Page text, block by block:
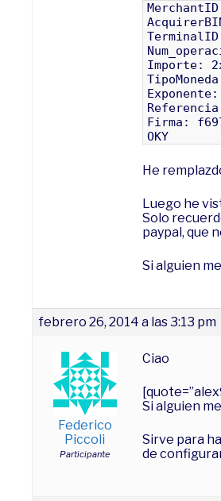
Importe:
Firma:
OKY
He
Luego he
Solo
paypal, que
Si alguien
febrero 26, 2014 a las 3:13 pm
Federico
Piccoli
Participante
Ciao
Si alguien
Sirve para
de